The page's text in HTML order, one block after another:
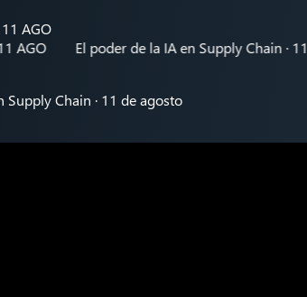
AGO
El poder de la IA en Supply Chain · 11 AGO
Supply Chain · 11 de agosto